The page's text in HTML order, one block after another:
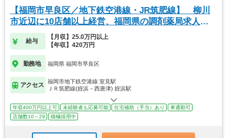
【福岡市早良区／地下鉄空港線・JR筑肥線】 柳川
市近辺に10店舗以上経営、福岡県の調剤薬局求人で
す
給与
【月収】25.0万円以上
【年収】420万円
勤務地 福岡県 福岡市早良区
アクセス
福岡市地下鉄空港線 室見駅
ＪＲ筑肥線(姪浜－西唐津) 姪浜駅
年収400万円以上可 未経験者も応募可能 住宅補助（手当）あり
車通勤可
店舗数10～29
積極採用中